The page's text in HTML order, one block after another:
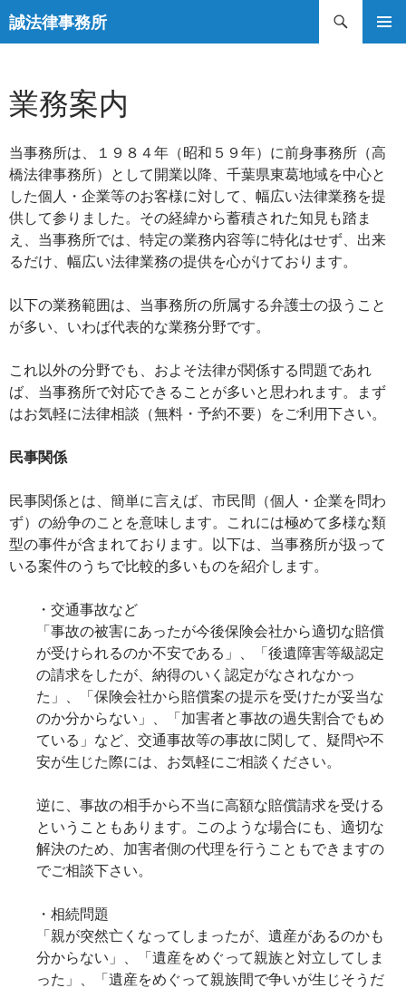
コ
ン
ツ
へ
キ
ッ
プ
誠法律事務所
検
索
業務案内
当事務所は、１９８４年（昭和５９年）に前身事務所（高
橋法律事務所）として開業以降、千葉県東葛地域を中心と
した個人・企業等のお客様に対して、幅広い法律業務を提
供して参りました。その経緯から蓄積された知見も踏ま
え、当事務所では、特定の業務内容等に特化はせず、出来
るだけ、幅広い法律業務の提供を心がけております。
以下の業務範囲は、当事務所の所属する弁護士の扱うこと
が多い、いわば代表的な業務分野です。
これ以外の分野でも、およそ法律が関係する問題であれ
ば、当事務所で対応できることが多いと思われます。まず
はお気軽に法律相談（無料・予約不要）をご利用下さい。
民事関係
民事関係とは、簡単に言えば、市民間（個人・企業を問わ
ず）の紛争のことを意味します。これには極めて多様な類
型の事件が含まれております。以下は、当事務所が扱って
いる案件のうちで比較的多いものを紹介します。
・交通事故など
「事故の被害にあったが今後保険会社から適切な賠償
が受けられるのか不安である」、「後遺障害等級認定
の請求をしたが、納得のいく認定がなされなかっ
た」、「保険会社から賠償案の提示を受けたが妥当な
のか分からない」、「加害者と事故の過失割合でもめ
ている」など、交通事故等の事故に関して、疑問や不
安が生じた際には、お気軽にご相談ください。
逆に、事故の相手から不当に高額な賠償請求を受ける
ということもあります。このような場合にも、適切な
解決のため、加害者側の代理を行うこともできますの
でご相談下さい。
・相続問題
「親が突然亡くなってしまったが、遺産があるのかも
分からない」、「遺産をめぐって親族と対立してしま
った」、「遺産をめぐって親族間で争いが生じそうだ